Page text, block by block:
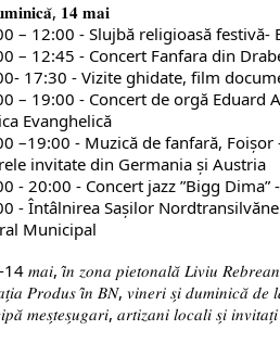
𝟏𝟒 𝐦𝐚𝐢
– 12:00 - Slujbă religioasă festivă-
– 12:45 - Concert Fanfara din
17:30 - Vizite ghidate, film
– 19:00 - Concert de orgă Eduard
Evanghelică
–19:00 - Muzică de fanfară,
invitate din Germania și Austria
- 20:00 - Concert jazz ”Bigg
- Întâlnirea Saşilor
Municipal
𝑚𝑎𝑖, 𝑖̂𝑛 𝑧𝑜𝑛𝑎 𝑝𝑖𝑒𝑡𝑜𝑛𝑎𝑙𝑎̆ 𝐿𝑖𝑣𝑖𝑢
𝑃𝑟𝑜𝑑𝑢𝑠 𝑖̂𝑛 𝐵𝑁, 𝑣𝑖𝑛𝑒𝑟𝑖 𝑠̗𝑖 𝑑𝑢𝑚𝑖𝑛𝑖𝑐𝑎̆
𝑚𝑒𝑠̗𝑡𝑒𝑠̗𝑢𝑔𝑎𝑟𝑖, 𝑎𝑟𝑡𝑖𝑧𝑎𝑛𝑖 𝑙𝑜𝑐𝑎𝑙𝑖 𝑠̗𝑖